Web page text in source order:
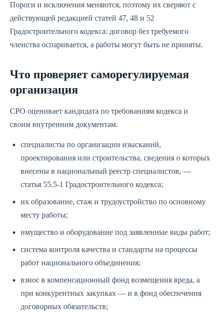
Пороги и исключения меняются, поэтому их сверяют с
действующей редакцией статей 47, 48 и 52
Градостроительного кодекса: договор без требуемого
членства оспаривается, а работы могут быть не приняты.
Что проверяет саморегулируемая
организация
СРО оценивает кандидата по требованиям кодекса и
своим внутренним документам.
специалисты по организации изысканий,
проектирования или строительства, сведения о которых
внесены в национальный реестр специалистов, —
статья 55.5-1 Градостроительного кодекса;
их образование, стаж и трудоустройство по основному
месту работы;
имущество и оборудование под заявленные виды работ;
система контроля качества и стандарты на процессы
работ национального объединения;
взнос в компенсационный фонд возмещения вреда, а
при конкурентных закупках — и в фонд обеспечения
договорных обязательств;